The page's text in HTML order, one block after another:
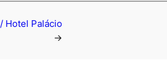
Hotel Palácio
→